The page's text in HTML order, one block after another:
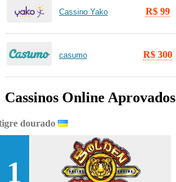
Cassino Yako R$ 99
casumo R$ 300
Cassinos Online Aprovados
dourado
1